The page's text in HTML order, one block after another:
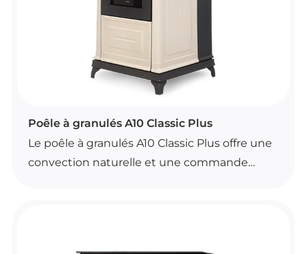
POÊLES À GRANULÉS
Poêle à granulés A10 Classic Plus
Le poêle à granulés A10 Classic Plus offre une
convection naturelle et une commande